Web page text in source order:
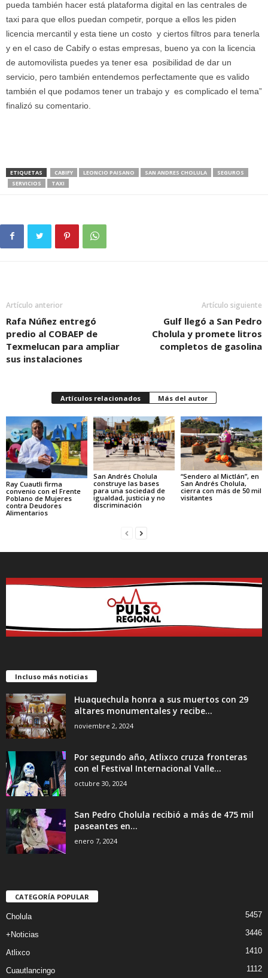
pueda también hacer está plataforma digital en las centrales de
taxi para que ellos puedan competir, porque a ellos les piden
licencia mercantil y esta tiene un costo y ciertos filtros para tenerla
y en el caso de Cabify o estas empresas, bueno ya con la licencia
de automovilista puedes ya tener esa posibilidad de dar un
servicio, pero también entendemos perfectamente que es valido
también el que podamos tener un trabajo y es complicado el tema”
finalizó su comentario.
ETIQUETAS CABIFY LEONCIO PAISANO SAN ANDRES CHOLULA
SEGUROS
SERVICIOS
TAXI
Artículo anterior
Rafa Núñez entregó
predio al COBAEP de
Texmelucan para ampliar
sus instalaciones
Artículo siguiente
Gulf llegó a San Pedro
Cholula y promete litros
completos de gasolina
Artículos relacionados Más del autor
Ray Cuautli firma
convenio con el Frente
Poblano de Mujeres
contra Deudores
Alimentarios
San Andrés Cholula
construye las bases
para una sociedad de
igualdad, justicia y no
discriminación
“Sendero al Mictlán”, en
San Andrés Cholula,
cierra con más de 50 mil
visitantes
Incluso más noticias
Huaquechula honra a sus muertos con 29
altares monumentales y recibe...
noviembre 2, 2024
Por segundo año, Atlixco cruza fronteras
con el Festival Internacional Valle...
octubre 30, 2024
San Pedro Cholula recibió a más de 475 mil
paseantes en...
enero 7, 2024
CATEGORÍA POPULAR
Cholula 5457
+Noticias 3446
Atlixco 1410
Cuautlancingo 1112